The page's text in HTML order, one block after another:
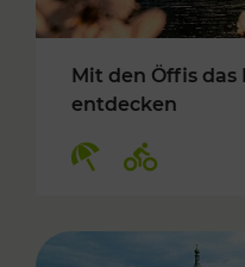
Mit den Öffis
entdecken